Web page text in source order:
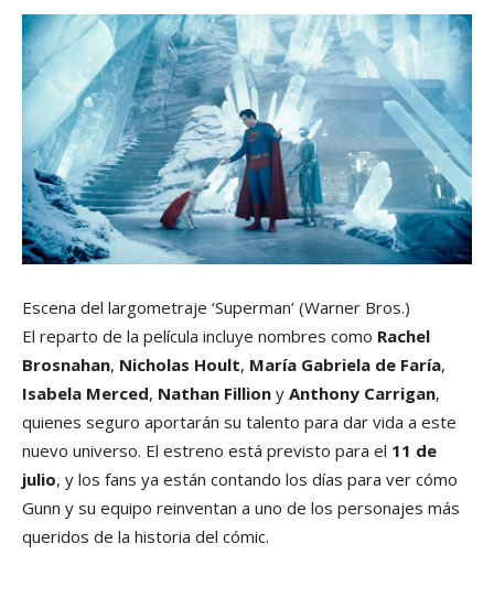
Escena del largometraje ‘Superman’ (Warner Bros.)
El reparto de la película incluye nombres como Rachel
Brosnahan, Nicholas Hoult, María Gabriela de Faría,
Isabela Merced, Nathan Fillion y Anthony Carrigan,
quienes seguro aportarán su talento para dar vida a este
nuevo universo. El estreno está previsto para el 11 de
julio, y los fans ya están contando los días para ver cómo
Gunn y su equipo reinventan a uno de los personajes más
queridos de la historia del cómic.